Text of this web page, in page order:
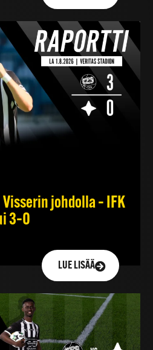
johdolla – IFK
3–0
LUE LISÄÄ